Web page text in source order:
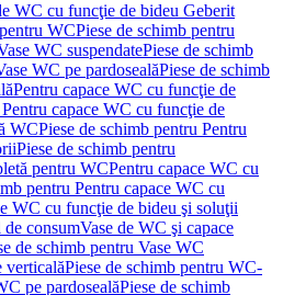
WC cu funcţie de bideu Geberit
WCPiese de schimb pentru
WC suspendatePiese de schimb
WC pe pardosealăPiese de schimb
Pentru capace WC cu funcţie de
capace WC cu funcţie de
WCPiese de schimb pentru Pentru
Piese de schimb pentru
pentru WCPentru capace WC cu
pentru Pentru capace WC cu
WC cu funcţie de bideu şi soluţii
consumVase de WC şi capace
de schimb pentru Vase WC
verticalăPiese de schimb pentru WC-
pe pardosealăPiese de schimb